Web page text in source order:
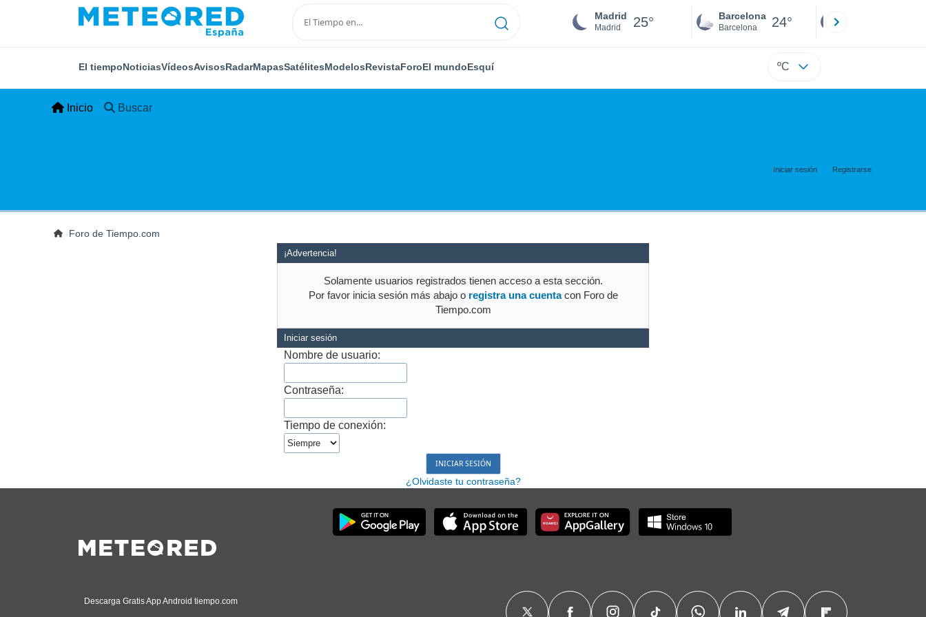
Madrid
Madrid 25° Barcelona
Barcelona 24°
El tiempoNoticiasVídeosAvisosRadarMapasSatélitesModelosRevistaForoEl mundoEsquí ºC
Inicio Buscar
Iniciar sesión Registrarse
Foro de Tiempo.com
¡Advertencia!
Solamente usuarios registrados tienen acceso a esta sección.
Por favor inicia sesión más abajo o registra una cuentacon Foro de
Tiempo.com
Iniciar sesión
Nombre de usuario:
Contraseña:
Tiempo de conexión:
¿Olvidaste tu contraseña?
Descarga Gratis App Android tiempo.com